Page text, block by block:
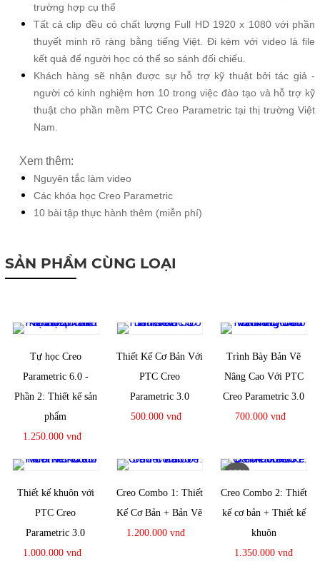
trường hợp cụ thể
Tất cả clip đều có chất lượng Full HD 1920 x 1080 với phần
thuyết minh rõ ràng bằng tiếng Việt. Đi kèm với video là file
kết quả để người học có thể so sánh đối chiếu.
Khách hàng sẽ nhận được sự hỗ trợ kỹ thuật bởi tác giả -
người có kinh nghiệm hơn 10 trong việc đào tạo và hỗ trợ kỹ
thuật cho phần mềm PTC Creo Parametric tại thị trường Việt
Nam.
Xem thêm:
Nguyên tắc làm video
Các khóa học Creo Parametric
10 bài tập thực hành thêm (miễn phí)
SẢN PHẨM CÙNG LOẠI
Tự học Creo
Parametric 6.0 -
Phần 2: Thiết kế sản
phẩm
1.250.000 vnđ
Thiết Kế Cơ Bản Với
PTC Creo
Parametric 3.0
500.000 vnđ
Trình Bày Bản Vẽ
Nâng Cao Với PTC
Creo Parametric 3.0
700.000 vnđ
Thiết kế khuôn với
PTC Creo
Parametric 3.0
1.000.000 vnđ
Creo Combo 1: Thiết
Kế Cơ Bản + Bản Vẽ
1.200.000 vnđ
10%
Creo Combo 2: Thiết
kế cơ bản + Thiết kế
khuôn
1.350.000 vnđ